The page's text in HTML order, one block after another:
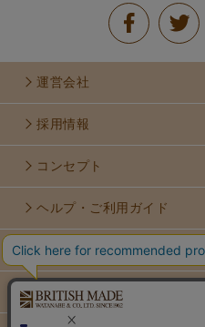
運営会社
採用情報
コンセプト
ヘルプ・ご利用ガイド
お問い合せ
利用規約